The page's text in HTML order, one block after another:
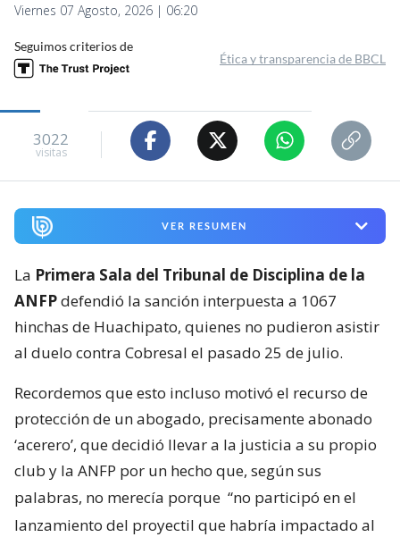
Viernes 07 Agosto, 2026 | 06:20
Seguimos criterios de
Ética y transparencia de BBCL
3022
visitas
VER RESUMEN
La Primera Sala del Tribunal de Disciplina de la
ANFPdefendió la sanción interpuesta a 1067
hinchas de Huachipato, quienes no pudieron asistir
al duelo contra Cobresal el pasado 25 de julio.
Recordemos que esto incluso motivó el recurso de
protección de un abogado, precisamente abonado
‘acerero’, que decidió llevar a la justicia a su propio
club y la ANFP por un hecho que, según sus
palabras, no merecía porque “no participó en el
lanzamiento del proyectil que habría impactado al